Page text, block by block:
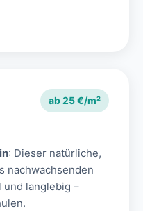
ab 25 €/m²
: Dieser natürliche,
nachwachsenden
langlebig –